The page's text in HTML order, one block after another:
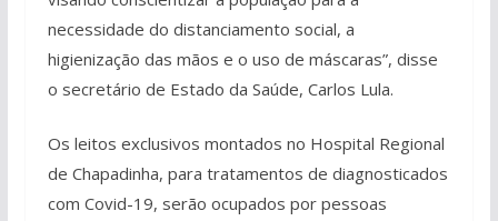
necessidade do distanciamento social, a
higienização das mãos e o uso de máscaras”, disse
o secretário de Estado da Saúde, Carlos Lula.
Os leitos exclusivos montados no Hospital Regional
de Chapadinha, para tratamentos de diagnosticados
com Covid-19, serão ocupados por pessoas